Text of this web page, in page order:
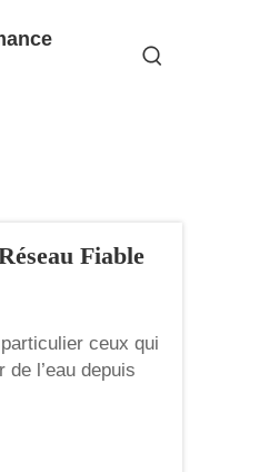
Fiable
ceux qui
l’eau depuis
les